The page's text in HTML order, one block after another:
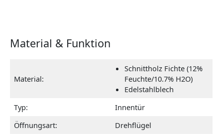
Material & Funktion
Material:
Schnittholz Fichte (12%
Feuchte/10.7% H2O)
Edelstahlblech
Typ:
Innentür
Öffnungsart:
Drehflügel